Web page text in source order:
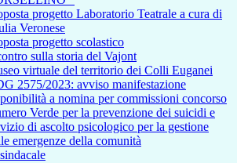
progetto Laboratorio Teatrale a cura di
Veronese
progetto scolastico
sulla storia del Vajont
virtuale del territorio dei Colli Euganei
2575/2023: avviso manifestazione
a nomina per commissioni concorso
Verde per la prevenzione dei suicidi e
di ascolto psicologico per la gestione
emergenze della comunità